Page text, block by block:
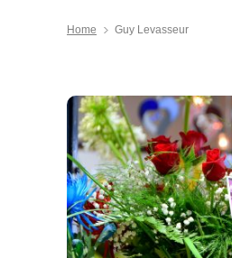
Home Guy Levasseur